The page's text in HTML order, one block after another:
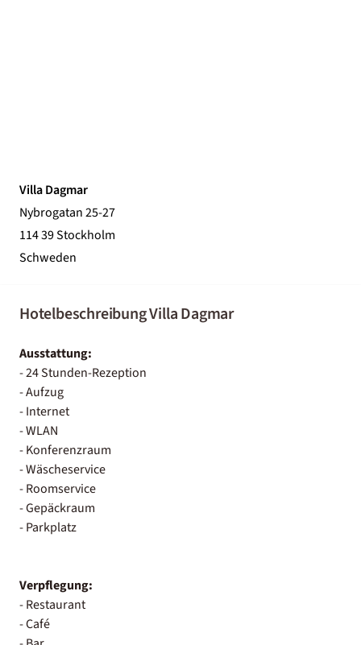
Villa Dagmar
Nybrogatan 25-27
114 39 Stockholm
Schweden
Hotelbeschreibung Villa Dagmar
Ausstattung:
- 24 Stunden-Rezeption
- Aufzug
- Internet
- WLAN
- Konferenzraum
- Wäscheservice
- Roomservice
- Gepäckraum
- Parkplatz
Verpflegung:
- Restaurant
- Café